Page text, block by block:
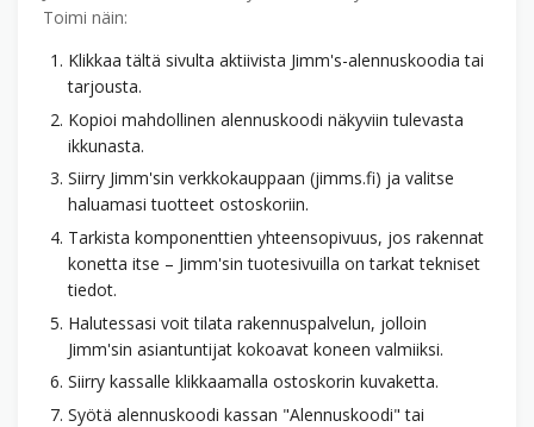
Toimi näin:
Klikkaa tältä sivulta aktiivista Jimm's-alennuskoodia tai
tarjousta.
Kopioi mahdollinen alennuskoodi näkyviin tulevasta
ikkunasta.
Siirry Jimm'sin verkkokauppaan (jimms.fi) ja valitse
haluamasi tuotteet ostoskoriin.
Tarkista komponenttien yhteensopivuus, jos rakennat
konetta itse – Jimm'sin tuotesivuilla on tarkat tekniset
tiedot.
Halutessasi voit tilata rakennuspalvelun, jolloin
Jimm'sin asiantuntijat kokoavat koneen valmiiksi.
Siirry kassalle klikkaamalla ostoskorin kuvaketta.
Syötä alennuskoodi kassan "Alennuskoodi" tai